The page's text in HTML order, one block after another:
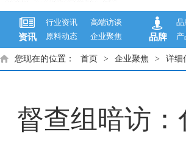
资讯
行业资讯
高端访谈
原料动态
企业聚焦 品牌
品
您现在的位置： 首页 > 企业聚焦 > 详细
督查组暗访：